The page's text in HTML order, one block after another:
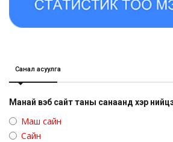
Санал асуулга
Манай вэб сайт таны санаанд хэр
Маш сайн
Сайн